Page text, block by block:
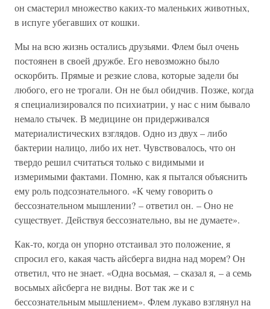
он смастерил множество каких-то маленьких животных,
в испуге убегавших от кошки.
Мы на всю жизнь остались друзьями. Флем был очень
постоянен в своей дружбе. Его невозможно было
оскорбить. Прямые и резкие слова, которые задели бы
любого, его не трогали. Он не был обидчив. Позже, когда
я специализировался по психиатрии, у нас с ним бывало
немало стычек. В медицине он придерживался
материалистических взглядов. Одно из двух – либо
бактерии налицо, либо их нет. Чувствовалось, что он
твердо решил считаться только с видимыми и
измеримыми фактами. Помню, как я пытался объяснить
ему роль подсознательного. «К чему говорить о
бессознательном мышлении? – ответил он. – Оно не
существует. Действуя бессознательно, вы не думаете».
Как-то, когда он упорно отстаивал это положение, я
спросил его, какая часть айсберга видна над морем? Он
ответил, что не знает. «Одна восьмая, – сказал я, – а семь
восьмых айсберга не видны. Вот так же и с
бессознательным мышлением». Флем лукаво взглянул на